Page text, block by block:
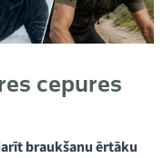
cepures
braukšanu ērtāku